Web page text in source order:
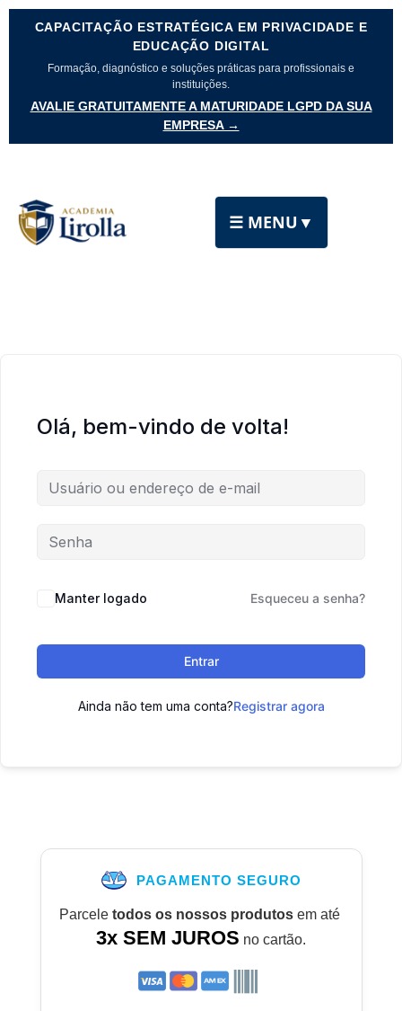
CAPACITAÇÃO ESTRATÉGICA EM PRIVACIDADE E
EDUCAÇÃO DIGITAL
Formação, diagnóstico e soluções práticas para profissionais e
instituições.
AVALIE GRATUITAMENTE A MATURIDADE LGPD DA SUA
EMPRESA →
☰ MENU ▼
Olá, bem-vindo de volta!
Manter logado Esqueceu a senha?
Entrar
Ainda não tem uma conta?Registrar agora
PAGAMENTO SEGURO
Parcele todos os nossos produtosem até
3x SEM JUROS no cartão.